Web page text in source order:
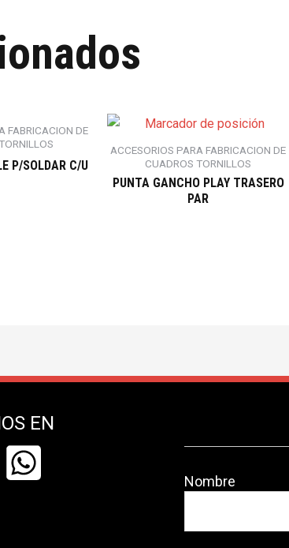
FABRICACION DE
P/SOLDAR C/U
ACCESORIOS PARA FABRICACION DE
CUADROS TORNILLOS
PUNTA GANCHO PLAY TRASERO
PAR
EN
Nombre